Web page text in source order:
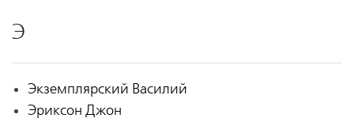
Э
Экземплярский Василий
Эриксон Джон